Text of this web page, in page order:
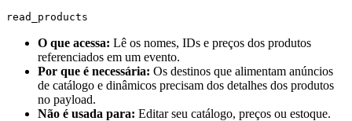
read_products
O que acessa: Lê os nomes, IDs e preços dos produtos
referenciados em um evento.
Por que é necessária: Os destinos que alimentam anúncios
de catálogo e dinâmicos precisam dos detalhes dos produtos
no payload.
Não é usada para: Editar seu catálogo, preços ou estoque.